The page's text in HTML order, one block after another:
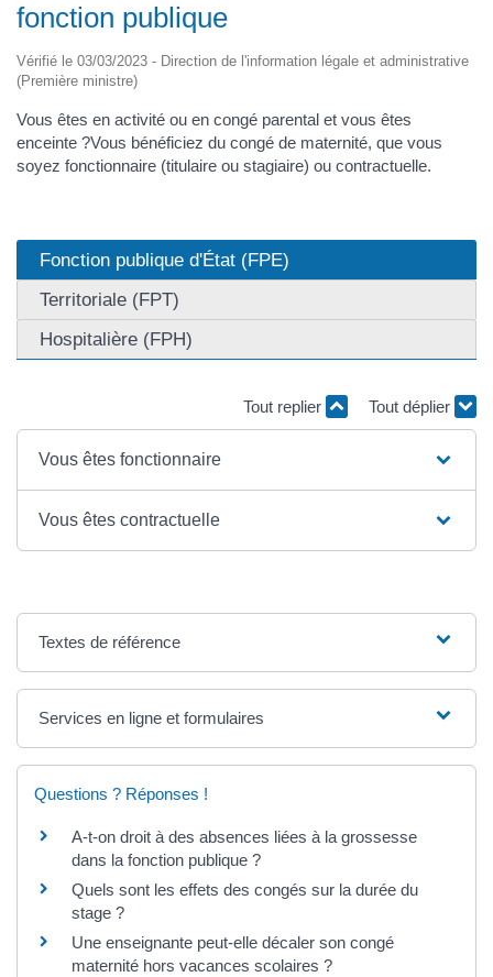
fonction publique
Vérifié le 03/03/2023 - Direction de l'information légale et administrative
(Première ministre)
Vous êtes en activité ou en congé parental et vous êtes
enceinte ?Vous bénéficiez du congé de maternité, que vous
soyez fonctionnaire (titulaire ou stagiaire) ou contractuelle.
Fonction publique d'État (FPE)
Territoriale (FPT)
Hospitalière (FPH)
Tout replier Tout déplier
Vous êtes fonctionnaire
Vous êtes contractuelle
Textes de référence
Services en ligne et formulaires
Questions ? Réponses !
A-t-on droit à des absences liées à la grossesse
dans la fonction publique ?
Quels sont les effets des congés sur la durée du
stage ?
Une enseignante peut-elle décaler son congé
maternité hors vacances scolaires ?